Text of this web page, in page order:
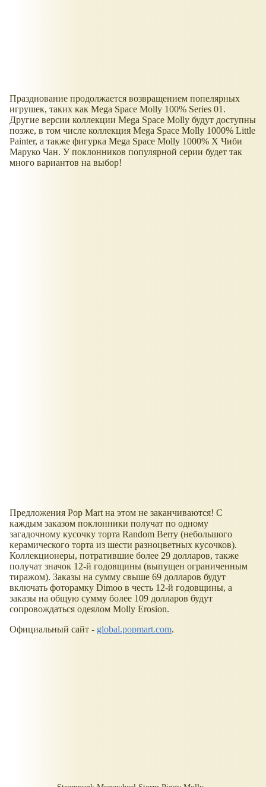
Празднование продолжается возвращением попелярных
игрушек, таких как Mega Space Molly 100% Series 01.
Другие версии коллекции Mega Space Molly будут доступны
позже, в том числе коллекция Mega Space Molly 1000% Little
Painter, а также фигурка Mega Space Molly 1000% X Чиби
Маруко Чан. У поклонников популярной серии будет так
много вариантов на выбор!
Предложения Pop Mart на этом не заканчиваются! С
каждым заказом поклонники получат по одному
загадочному кусочку торта Random Berry (небольшого
керамического торта из шести разноцветных кусочков).
Коллекционеры, потратившие более 29 долларов, также
получат значок 12-й годовщины (выпущен ограниченным
тиражом). Заказы на сумму свыше 69 долларов будут
включать фоторамку Dimoo в честь 12-й годовщины, а
заказы на общую сумму более 109 долларов будут
сопровождаться одеялом Molly Erosion.
Официальный сайт - global.popmart.com.